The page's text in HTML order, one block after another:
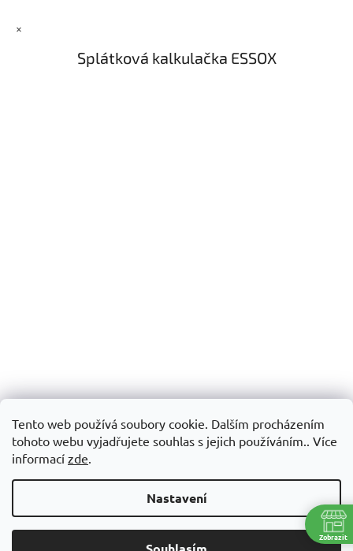
Tento web používá soubory cookie. Dalším procházením
tohoto webu vyjadřujete souhlas s jejich používáním.. Více
informací zde.
Nastavení
×
Splátková kalkulačka ESSOX
Zobrazit